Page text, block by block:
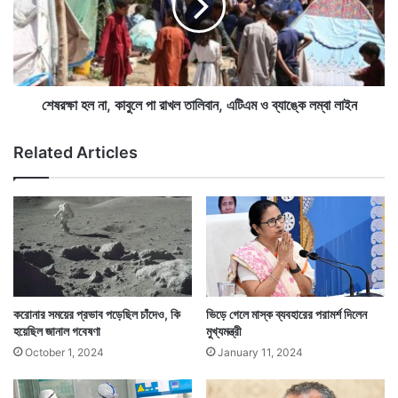
একদিনে মৃত্যু হয়েছে ৪৯৩ জনের। দেশে মোট মৃতের সংখ্যা
দাঁড়িয়েছে ৪ লক্ষ ৩১ হাজার ২২৫ জন। দেশে মৃত্যুর হার দাঁড়িয়ে
আছে ১.৩৪ শতাংশে।
মহারাষ্ট্রে মৃত্যু হয়েছে ১৭৯ জনের। কেরালায় মৃত্যু হয়েছে ১০৫
তাং
শে
ল
ক্ষ্য
র
লে
ন
প্র
ধা
ন
হ
ল
,
কা
রা
খ
ল
তা
লি
বা
এ
টি
এ
ও
শেষরক্ষা হল না, কাবুলে পা রাখল তালিবান, এটিএম ও ব্যাঙ্কে লম্বা লাইন
Related Articles
করোনার সময়ের প্রভাব পড়েছিল চাঁদেও, কি
হয়েছিল জানাল গবেষণা
October 1, 2024
ভিড়ে গেলে মাস্ক ব্যবহারের পরামর্শ দিলেন
মুখ্যমন্ত্রী
January 11, 2024